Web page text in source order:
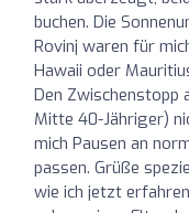
buchen. Die
Rovinj waren für
Hawaii oder
Den Zwischenstopp
Mitte 40-Jähriger)
mich Pausen an
passen. Grüße
wie ich jetzt